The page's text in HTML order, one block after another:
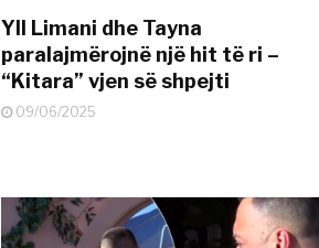
Yll Limani dhe Tayna
paralajmërojnë një hit të ri –
“Kitara” vjen së shpejti
09/06/2025